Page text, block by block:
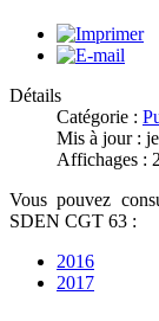
Détails
Catégorie :
Mis à jour :
Affichages :
Vous pouvez
SDEN CGT 63 :
2016
2017